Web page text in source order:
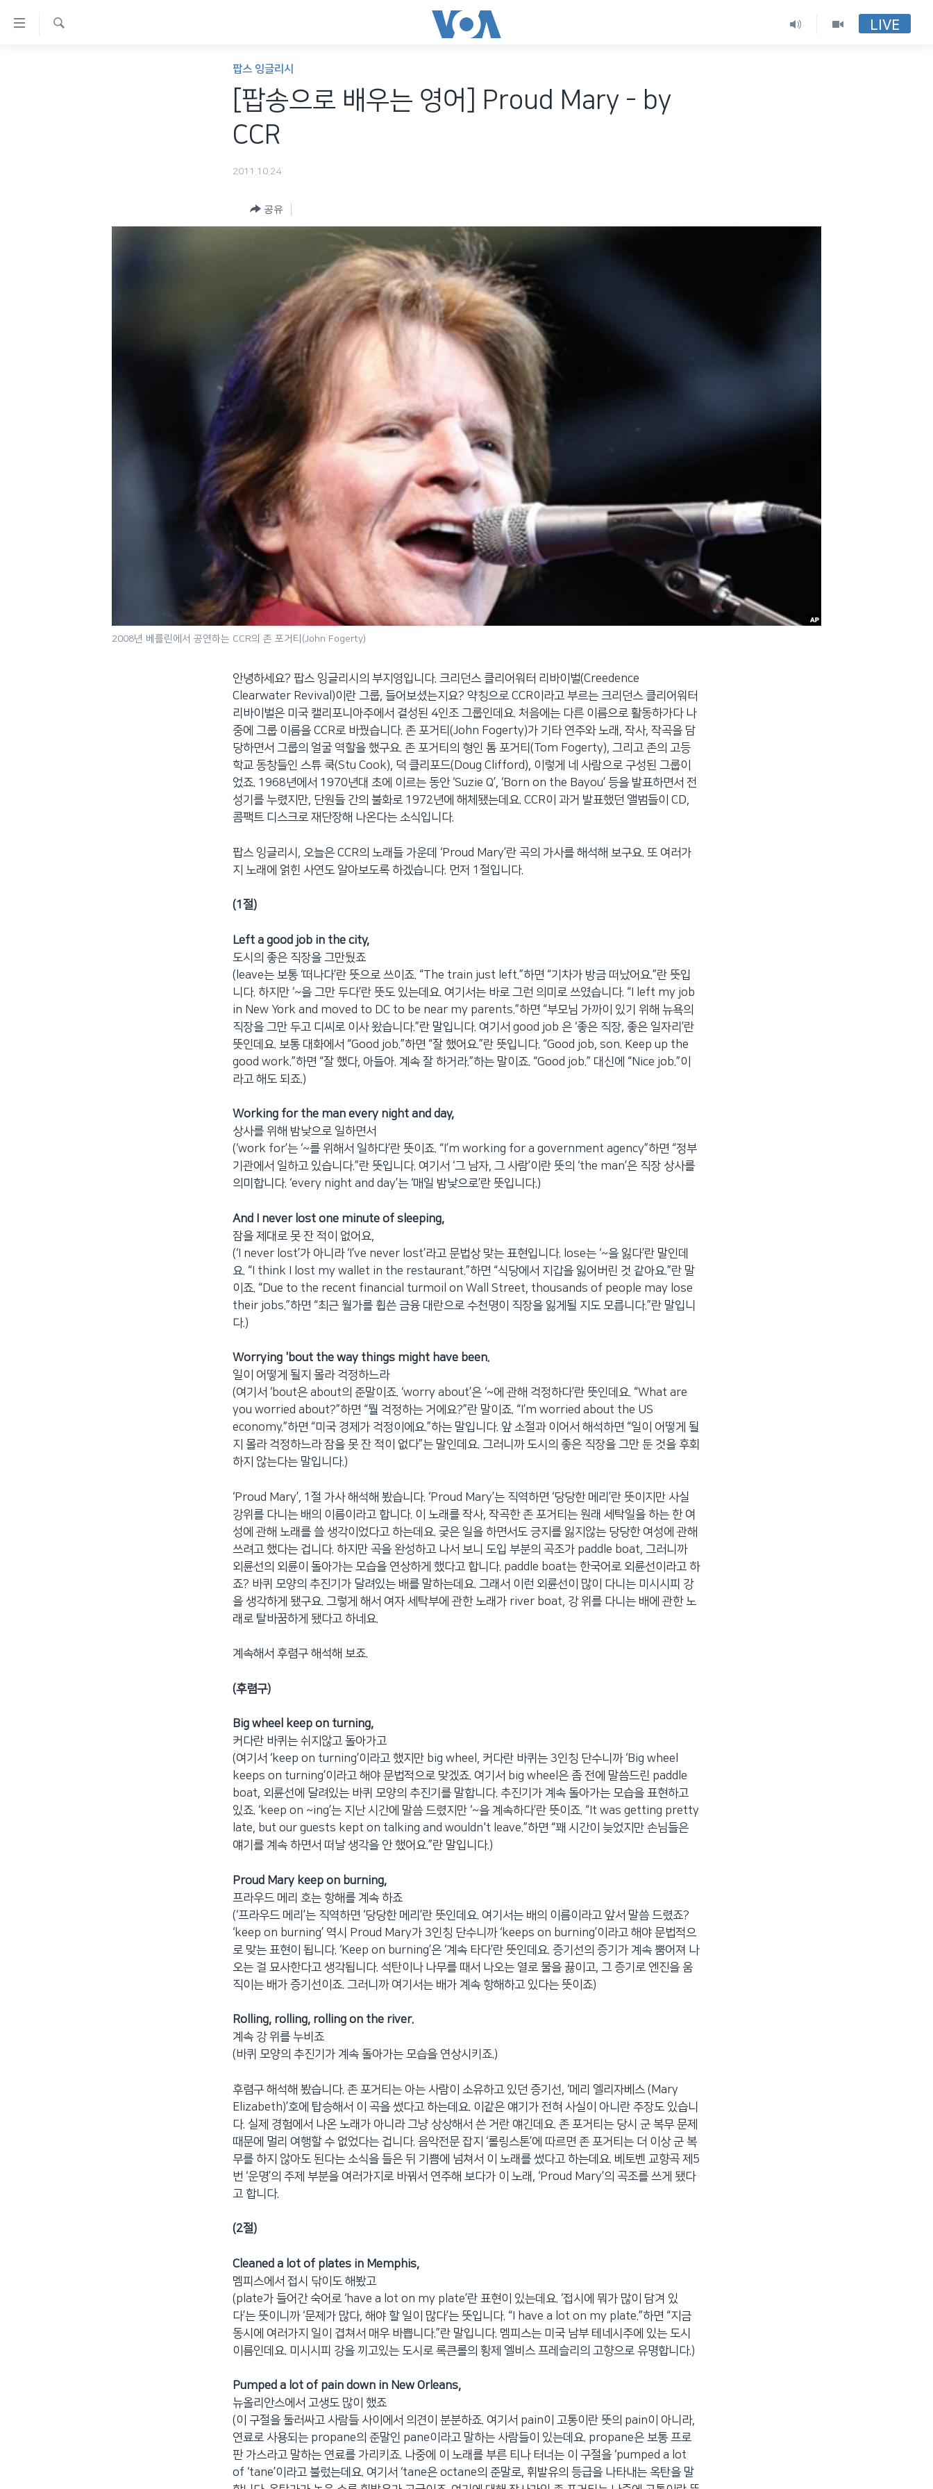
결
LIVE
팝스 잉글리시
[팝송으로 배우는 영어] Proud Mary - by
CCR
2011.10.24
공유
2008년 베를린에서 공연하는 CCR의 존 포거티(John Fogerty)
안녕하세요? 팝스 잉글리시의 부지영입니다. 크리던스 클리어워터 리바이벌(Creedence
Clearwater Revival)이란 그룹, 들어보셨는지요? 약칭으로 CCR이라고 부르는 크리던스 클리어워터
리바이벌은 미국 캘리포니아주에서 결성된 4인조 그룹인데요. 처음에는 다른 이름으로 활동하가다 나
중에 그룹 이름을 CCR로 바꿨습니다. 존 포거티(John Fogerty)가 기타 연주와 노래, 작사, 작곡을 담
당하면서 그룹의 얼굴 역할을 했구요. 존 포거티의 형인 톰 포거티(Tom Fogerty), 그리고 존의 고등
학교 동창들인 스튜 쿡(Stu Cook), 덕 클리포드(Doug Clifford), 이렇게 네 사람으로 구성된 그룹이
었죠. 1968년에서 1970년대 초에 이르는 동안 ‘Suzie Q’, ‘Born on the Bayou’ 등을 발표하면서 전
성기를 누렸지만, 단원들 간의 불화로 1972년에 해체됐는데요. CCR이 과거 발표했던 앨범들이 CD,
콤팩트 디스크로 재단장해 나온다는 소식입니다.
팝스 잉글리시, 오늘은 CCR의 노래들 가운데 ‘Proud Mary’란 곡의 가사를 해석해 보구요. 또 여러가
지 노래에 얽힌 사연도 알아보도록 하겠습니다. 먼저 1절입니다.
(1절)
Left a good job in the city,
도시의 좋은 직장을 그만뒀죠
(leave는 보통 ‘떠나다’란 뜻으로 쓰이죠. “The train just left.”하면 “기차가 방금 떠났어요.”란 뜻입
니다. 하지만 ‘~을 그만 두다’란 뜻도 있는데요. 여기서는 바로 그런 의미로 쓰였습니다. “I left my job
in New York and moved to DC to be near my parents.”하면 “부모님 가까이 있기 위해 뉴욕의
직장을 그만 두고 디씨로 이사 왔습니다.”란 말입니다. 여기서 good job 은 ‘좋은 직장, 좋은 일자리’란
뜻인데요. 보통 대화에서 “Good job.”하면 “잘 했어요.”란 뜻입니다. “Good job, son. Keep up the
good work.”하면 “잘 했다, 아들아. 계속 잘 하거라.”하는 말이죠. “Good job.” 대신에 “Nice job.”이
라고 해도 되죠.)
Working for the man every night and day,
상사를 위해 밤낮으로 일하면서
(‘work for’는 ‘~를 위해서 일하다’란 뜻이죠. “I’m working for a government agency”하면 “정부
기관에서 일하고 있습니다.”란 뜻입니다. 여기서 ‘그 남자, 그 사람’이란 뜻의 ‘the man’은 직장 상사를
의미합니다. ‘every night and day’는 ‘매일 밤낮으로’란 뜻입니다.)
And I never lost one minute of sleeping,
잠을 제대로 못 잔 적이 없어요,
(‘I never lost’가 아니라 ‘I’ve never lost’라고 문법상 맞는 표현입니다. lose는 ‘~을 잃다’란 말인데
요. “I think I lost my wallet in the restaurant.”하면 “식당에서 지갑을 잃어버린 것 같아요.”란 말
이죠. “Due to the recent financial turmoil on Wall Street, thousands of people may lose
their jobs.”하면 “최근 월가를 휩쓴 금융 대란으로 수천명이 직장을 잃게될 지도 모릅니다.”란 말입니
다.)
Worrying 'bout the way things might have been.
일이 어떻게 될지 몰라 걱정하느라
(여기서 ‘bout은 about의 준말이죠. ‘worry about’은 ‘~에 관해 걱정하다’란 뜻인데요. “What are
you worried about?”하면 “뭘 걱정하는 거에요?”란 말이죠. “I’m worried about the US
economy.”하면 “미국 경제가 걱정이에요.”하는 말입니다. 앞 소절과 이어서 해석하면 “일이 어떻게 될
지 몰라 걱정하느라 잠을 못 잔 적이 없다”는 말인데요. 그러니까 도시의 좋은 직장을 그만 둔 것을 후회
하지 않는다는 말입니다.)
‘Proud Mary’, 1절 가사 해석해 봤습니다. ‘Proud Mary’는 직역하면 ‘당당한 메리’란 뜻이지만 사실
강위를 다니는 배의 이름이라고 합니다. 이 노래를 작사, 작곡한 존 포거티는 원래 세탁일을 하는 한 여
성에 관해 노래를 쓸 생각이었다고 하는데요. 궂은 일을 하면서도 긍지를 잃지않는 당당한 여성에 관해
쓰려고 했다는 겁니다. 하지만 곡을 완성하고 나서 보니 도입 부분의 곡조가 paddle boat, 그러니까
외륜선의 외륜이 돌아가는 모습을 연상하게 했다고 합니다. paddle boat는 한국어로 외륜선이라고 하
죠? 바퀴 모양의 추진기가 달려있는 배를 말하는데요. 그래서 이런 외륜선이 많이 다니는 미시시피 강
을 생각하게 됐구요. 그렇게 해서 여자 세탁부에 관한 노래가 river boat, 강 위를 다니는 배에 관한 노
래로 탈바꿈하게 됐다고 하네요.
계속해서 후렴구 해석해 보죠.
(후렴구)
Big wheel keep on turning,
커다란 바퀴는 쉬지않고 돌아가고
(여기서 ‘keep on turning’이라고 했지만 big wheel, 커다란 바퀴는 3인칭 단수니까 ‘Big wheel
keeps on turning’이라고 해야 문법적으로 맞겠죠. 여기서 big wheel은 좀 전에 말씀드린 paddle
boat, 외륜선에 달려있는 바퀴 모양의 추진기를 말합니다. 추진기가 계속 돌아가는 모습을 표현하고
있죠. ‘keep on ~ing’는 지난 시간에 말씀 드렸지만 ‘~을 계속하다’란 뜻이죠. “It was getting pretty
late, but our guests kept on talking and wouldn't leave.”하면 “꽤 시간이 늦었지만 손님들은
얘기를 계속 하면서 떠날 생각을 안 했어요.”란 말입니다.)
Proud Mary keep on burning,
프라우드 메리 호는 항해를 계속 하죠
(‘프라우드 메리’는 직역하면 ‘당당한 메리’란 뜻인데요. 여기서는 배의 이름이라고 앞서 말씀 드렸죠?
‘keep on burning’ 역시 Proud Mary가 3인칭 단수니까 ‘keeps on burning’이라고 해야 문법적으
로 맞는 표현이 됩니다. ‘Keep on burning’은 ‘계속 타다’란 뜻인데요. 증기선의 증기가 계속 뿜어져 나
오는 걸 묘사한다고 생각됩니다. 석탄이나 나무를 때서 나오는 열로 물을 끓이고, 그 증기로 엔진을 움
직이는 배가 증기선이죠. 그러니까 여기서는 배가 계속 항해하고 있다는 뜻이죠)
Rolling, rolling, rolling on the river.
계속 강 위를 누비죠
(바퀴 모양의 추진기가 계속 돌아가는 모습을 연상시키죠.)
후렴구 해석해 봤습니다. 존 포거티는 아는 사람이 소유하고 있던 증기선, ‘메리 엘리자베스 (Mary
Elizabeth)’호에 탑승해서 이 곡을 썼다고 하는데요. 이같은 얘기가 전혀 사실이 아니란 주장도 있습니
다. 실제 경험에서 나온 노래가 아니라 그냥 상상해서 쓴 거란 얘긴데요. 존 포거티는 당시 군 복무 문제
때문에 멀리 여행할 수 없었다는 겁니다. 음악전문 잡지 ‘롤링스톤’에 따르면 존 포거티는 더 이상 군 복
무를 하지 않아도 된다는 소식을 들은 뒤 기쁨에 넘쳐서 이 노래를 썼다고 하는데요. 베토벤 교향곡 제5
번 ‘운명’의 주제 부분을 여러가지로 바꿔서 연주해 보다가 이 노래, ‘Proud Mary’의 곡조를 쓰게 됐다
고 합니다.
(2절)
Cleaned a lot of plates in Memphis,
멤피스에서 접시 닦이도 해봤고
(plate가 들어간 숙어로 ‘have a lot on my plate’란 표현이 있는데요. ‘접시에 뭐가 많이 담겨 있
다’는 뜻이니까 ‘문제가 많다, 해야 할 일이 많다’는 뜻입니다. “I have a lot on my plate.”하면 “지금
동시에 여러가지 일이 겹쳐서 매우 바쁩니다.”란 말입니다. 멤피스는 미국 남부 테네시주에 있는 도시
이름인데요. 미시시피 강을 끼고있는 도시로 록큰롤의 황제 엘비스 프레슬리의 고향으로 유명합니다.)
Pumped a lot of pain down in New Orleans,
뉴올리안스에서 고생도 많이 했죠
(이 구절을 둘러싸고 사람들 사이에서 의견이 분분하죠. 여기서 pain이 고통이란 뜻의 pain이 아니라,
연료로 사용되는 propane의 준말인 pane이라고 말하는 사람들이 있는데요. propane은 보통 프로
판 가스라고 말하는 연료를 가리키죠. 나중에 이 노래를 부른 티나 터너는 이 구절을 ‘pumped a lot
of ‘tane’이라고 불렀는데요. 여기서 ‘tane은 octane의 준말로, 휘발유의 등급을 나타내는 옥탄을 말